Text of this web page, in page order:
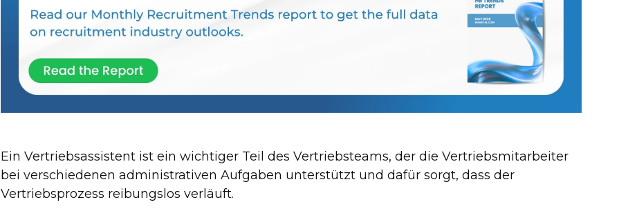
Ein Vertriebsassistent ist ein wichtiger Teil des Vertriebsteams, der die Vertriebsmitarbeiter
bei verschiedenen administrativen Aufgaben unterstützt und dafür sorgt, dass der
Vertriebsprozess reibungslos verläuft.